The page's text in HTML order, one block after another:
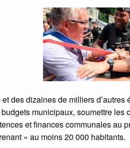
des dizaines de milliers
municipaux, soumettre
et finances communales au
» au moins 20 000 habitants.